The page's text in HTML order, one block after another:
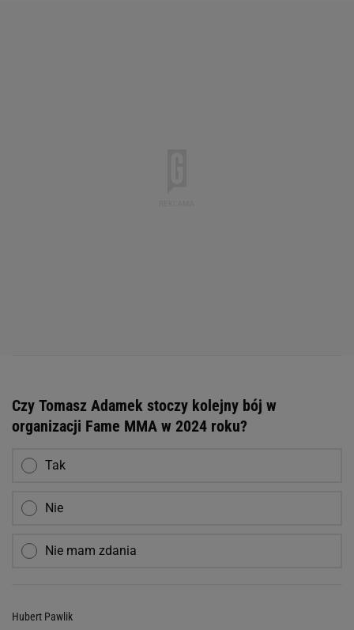
Czy Tomasz Adamek stoczy kolejny bój w
organizacji Fame MMA w 2024 roku?
Tak
Nie
Nie mam zdania
Hubert Pawlik